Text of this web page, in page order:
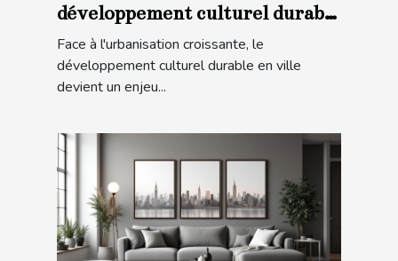
développement culturel durable
en ville
Face à l'urbanisation croissante, le
développement culturel durable en ville
devient un enjeu...